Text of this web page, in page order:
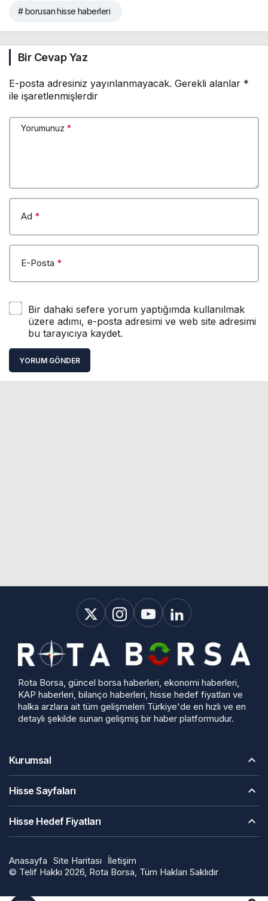
# borusan hisse haberleri
Bir Cevap Yaz
E-posta adresiniz yayınlanmayacak. Gerekli alanlar *
ile işaretlenmişlerdir
Yorumunuz *
Ad *
E-Posta *
Bir dahaki sefere yorum yaptığımda kullanılmak
üzere adımı, e-posta adresimi ve web site adresimi
bu tarayıcıya kaydet.
YORUM GÖNDER
Rota Borsa, güncel borsa haberleri, ekonomi haberleri,
KAP haberleri, bilanço haberleri, hisse hedef fiyatları ve
halka arzlara ait tüm gelişmeleri Türkiye'de en hızlı ve en
detaylı şekilde sunan gelişmiş bir haber platformudur.
Kurumsal
Hisse Sayfaları
Hisse Hedef Fiyatları
Anasayfa Site Haritası
İletişim
© Telif Hakkı 2026, Rota Borsa, Tüm Hakları Saklıdır